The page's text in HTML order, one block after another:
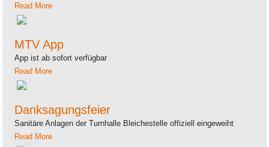
Read More
MTV App
App ist ab sofort verfügbar
Read More
Danksagungsfeier
Sanitäre Anlagen der Turnhalle Bleichestelle offiziell eingeweiht
Read More